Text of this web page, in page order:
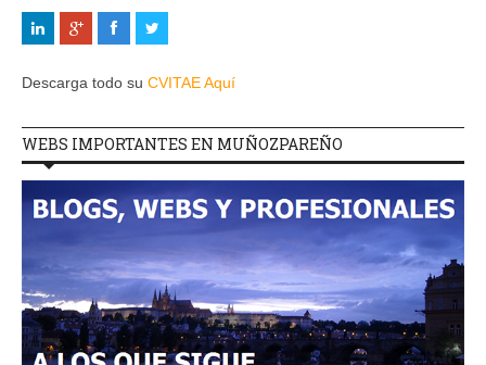
Descarga todo su CVITAE Aquí
WEBS IMPORTANTES EN MUÑOZPAREÑO